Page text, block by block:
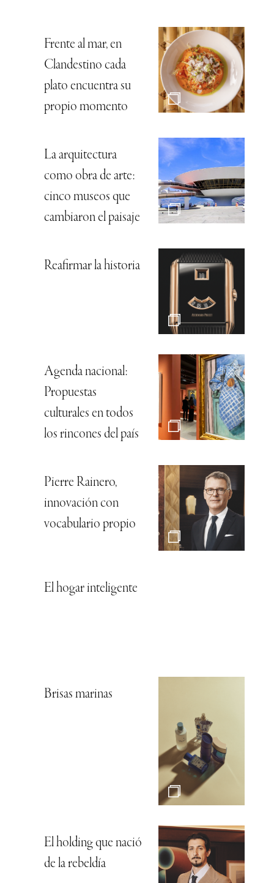
Frente al mar, en
Clandestino cada
plato encuentra su
propio momento
La arquitectura
como obra de arte:
cinco museos que
cambiaron el paisaje
Reafirmar la historia
Agenda nacional:
Propuestas
culturales en todos
los rincones del país
Pierre Rainero,
innovación con
vocabulario propio
El hogar inteligente
Brisas marinas
El holding que nació
de la rebeldía